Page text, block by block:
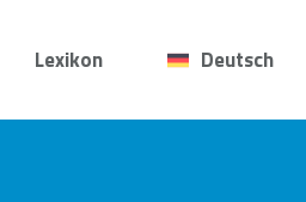
Lexikon Deutsch